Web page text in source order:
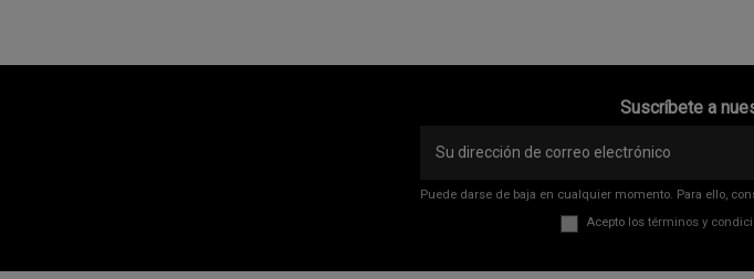
Suscríbete a
Puede darse de baja en cualquier momento. Para ello,
Acepto los términos y